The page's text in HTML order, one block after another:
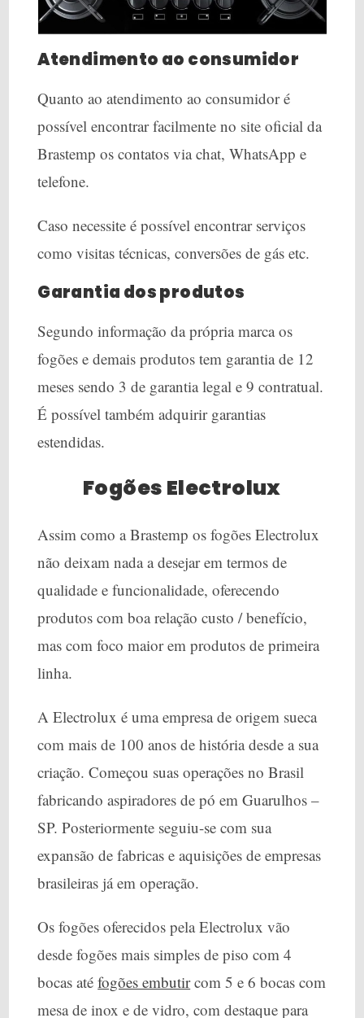
Atendimento ao consumidor
Quanto ao atendimento ao consumidor é
possível encontrar facilmente no site oficial da
Brastemp os contatos via chat, WhatsApp e
telefone.
Caso necessite é possível encontrar serviços
como visitas técnicas, conversões de gás etc.
Garantia dos produtos
Segundo informação da própria marca os
fogões e demais produtos tem garantia de 12
meses sendo 3 de garantia legal e 9 contratual.
É possível também adquirir garantias
estendidas.
Fogões Electrolux
Assim como a Brastemp os fogões Electrolux
não deixam nada a desejar em termos de
qualidade e funcionalidade, oferecendo
produtos com boa relação custo / benefício,
mas com foco maior em produtos de primeira
linha.
A Electrolux é uma empresa de origem sueca
com mais de 100 anos de história desde a sua
criação. Começou suas operações no Brasil
fabricando aspiradores de pó em Guarulhos –
SP. Posteriormente seguiu-se com sua
expansão de fabricas e aquisições de empresas
brasileiras já em operação.
Os fogões oferecidos pela Electrolux vão
desde fogões mais simples de piso com 4
bocas atéfogões embutircom 5 e 6 bocas com
mesa de inox e de vidro, com destaque para